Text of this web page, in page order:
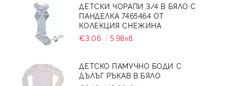
ДЕТСКИ ЧОРАПИ 3/4 В БЯЛО С
ПАНДЕЛКА 7465464 ОТ
КОЛЕКЦИЯ СНЕЖИНА
€3.06
5.98лв.
ДЕТСКО ПАМУЧНО БОДИ С
ДЪЛЪГ РЪКАВ В БЯЛО